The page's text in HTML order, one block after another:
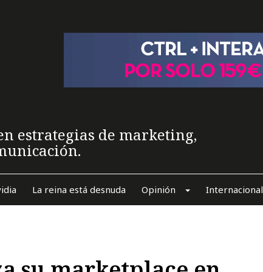
estrategias de marketing,
La reina está desnuda Opinión Internacional